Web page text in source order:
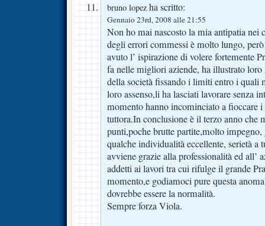
bruno lopez ha scritto:
Gennaio 23rd, 2008 alle 21:55
Non ho mai nascosto la mia antipatia nei
degli errori commessi è molto lungo,
avuto l’ ispirazione di volere fortemente
fa nelle migliori aziende, ha illustrato loro
della società fissando i limiti entro i quali
loro assenso,li ha lasciati lavorare senza
momento hanno incominciato a fioccare
tuttora.In conclusione è il terzo anno che
punti,poche brutte partite,molto
qualche individualità eccellente, serietà a
avviene grazie alla professionalità ed all’
addetti ai lavori tra cui rifulge il grande
momento,e godiamoci pure questa
dovrebbe essere la normalità.
Sempre forza Viola.